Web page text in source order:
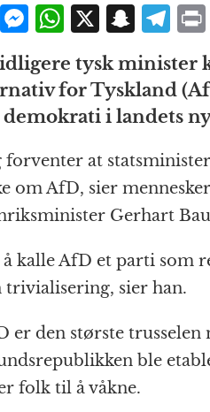
F
a
M
e
ss
e
n
g
e
r
W
at
s
A
p
p
X S
n
a
p
c
h
at
T
e
g
r
a
m
tysk minister
for Tyskland
demokrati i landets
forventer at
om AfD, sier
Gerhart
å kalle AfD et parti som
trivialisering, sier han.
er den største
ble
folk til å våkne.